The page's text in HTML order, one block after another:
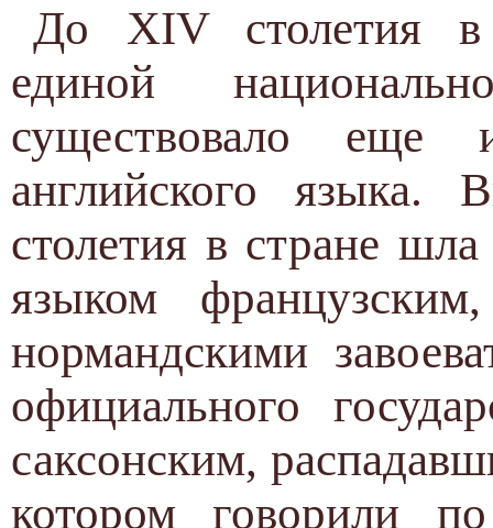
До XIV столетия в
единой
существовало еще
английского языка.
столетия в стране
языком
нормандскими
официального
саксонским,
котором говорили